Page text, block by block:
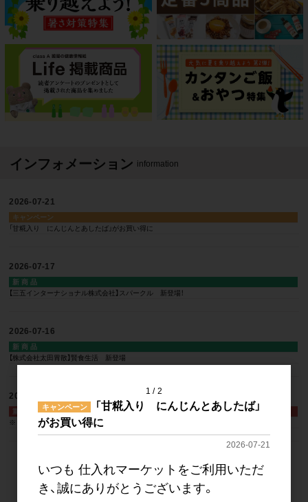
インフォメーション information
2026-07-21
キャンペーン
「甘糀入り にんじんとあしたば」がお買い得に
2026-07-17
新 商 品
【三五インターナショナル株式会社】スパークル 新登場！
2026-07-16
新 商 品
【株式会社太田胃散】賢食生活 新登場
2026-07-10
重要なお知らせ
※ 出品企業＜2026年 夏季休暇＞について
一覧を見る
1 2
キャンペーン
「甘糀入り にんじんとあしたば」
がお買い得に
2026-07-21
いつも 仕入れマーケットをご利用いただ
き、誠にありがとうございます。